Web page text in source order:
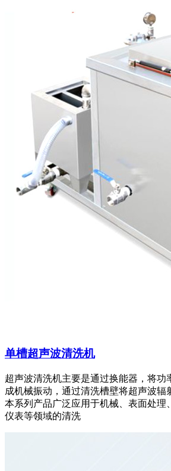
单槽超声波清洗机
超声波清洗机主要是通过换能器，将功
成机械振动，通过清洗槽壁将超声波辐
本系列产品广泛应用于机械、表面处理
仪表等领域的清洗